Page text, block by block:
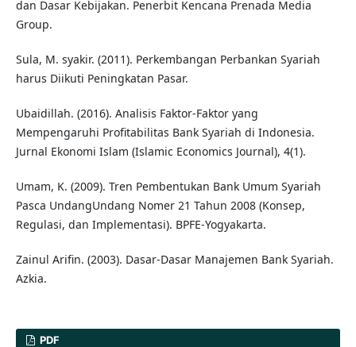
dan Dasar Kebijakan. Penerbit Kencana Prenada Media
Group.
Sula, M. syakir. (2011). Perkembangan Perbankan Syariah
harus Diikuti Peningkatan Pasar.
Ubaidillah. (2016). Analisis Faktor-Faktor yang
Mempengaruhi Profitabilitas Bank Syariah di Indonesia.
Jurnal Ekonomi Islam (Islamic Economics Journal), 4(1).
Umam, K. (2009). Tren Pembentukan Bank Umum Syariah
Pasca UndangUndang Nomer 21 Tahun 2008 (Konsep,
Regulasi, dan Implementasi). BPFE-Yogyakarta.
Zainul Arifin. (2003). Dasar-Dasar Manajemen Bank Syariah.
Azkia.
PDF